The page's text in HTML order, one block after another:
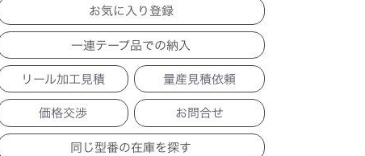
一連テープ品での納入
リール加工見積 量産見積依頼
価格交渉 お問合せ